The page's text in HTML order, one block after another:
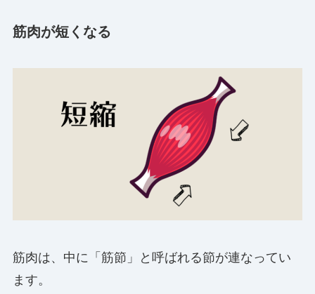
筋肉が短くなる
筋肉は、中に「筋節」と呼ばれる節が連なってい
ます。